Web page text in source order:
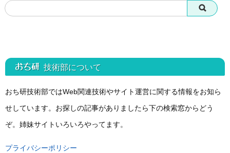
おち研 技術部について
おち研技術部ではWeb関連技術やサイト運営に関する情報をお知ら
せしています。お探しの記事がありましたら下の検索窓からどう
ぞ。姉妹サイトいろいろやってます。
プライバシーポリシー